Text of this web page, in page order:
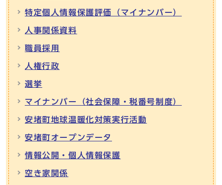
特定個人情報保護評価（マイナンバー）
人事関係資料
職員採用
人権行政
選挙
マイナンバー（社会保障・税番号制度）
安堵町地球温暖化対策実行活動
安堵町オープンデータ
情報公開・個人情報保護
空き家関係